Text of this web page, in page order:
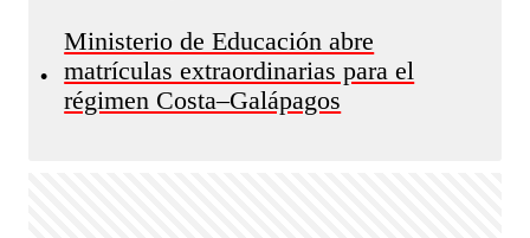
•
Ministerio de Educación abre
matrículas extraordinarias para el
régimen Costa–Galápagos